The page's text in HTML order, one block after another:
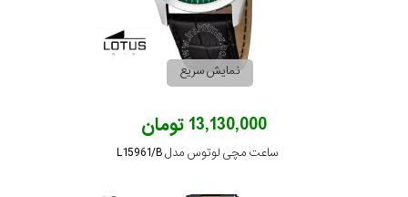
نمایش سریع
13,130,000 تومان
ساعت مچی لوتوس مدل L15961/B